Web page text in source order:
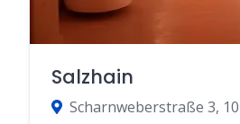
Salzhain